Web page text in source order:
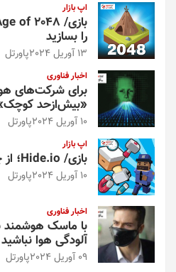
اپ بازار
را بسازید
13 آوریل 2024 پاورتل
اخبار فناوری
برای شرکت‌های
«بیش‌از‌حد
10 آوریل 2024 پاورتل
اپ بازار
بازی/ Hide.io؛ از چشم بقیه پنهان شوید
10 آوریل 2024 پاورتل
اخبار فناوری
با ماسک هوشمند
آلودگی هوا نباشید
09 آوریل 2024 پاورتل